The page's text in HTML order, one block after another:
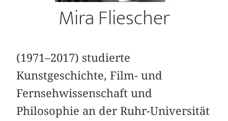
Mira Fliescher
(1971–2017) studierte
Kunstgeschichte, Film- und
Fernsehwissenschaft und
Philosophie an der Ruhr-Universität